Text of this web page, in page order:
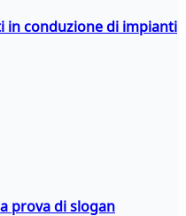
in conduzione di impianti
prova di slogan